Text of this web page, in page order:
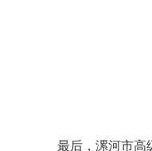
最后，漯河市高